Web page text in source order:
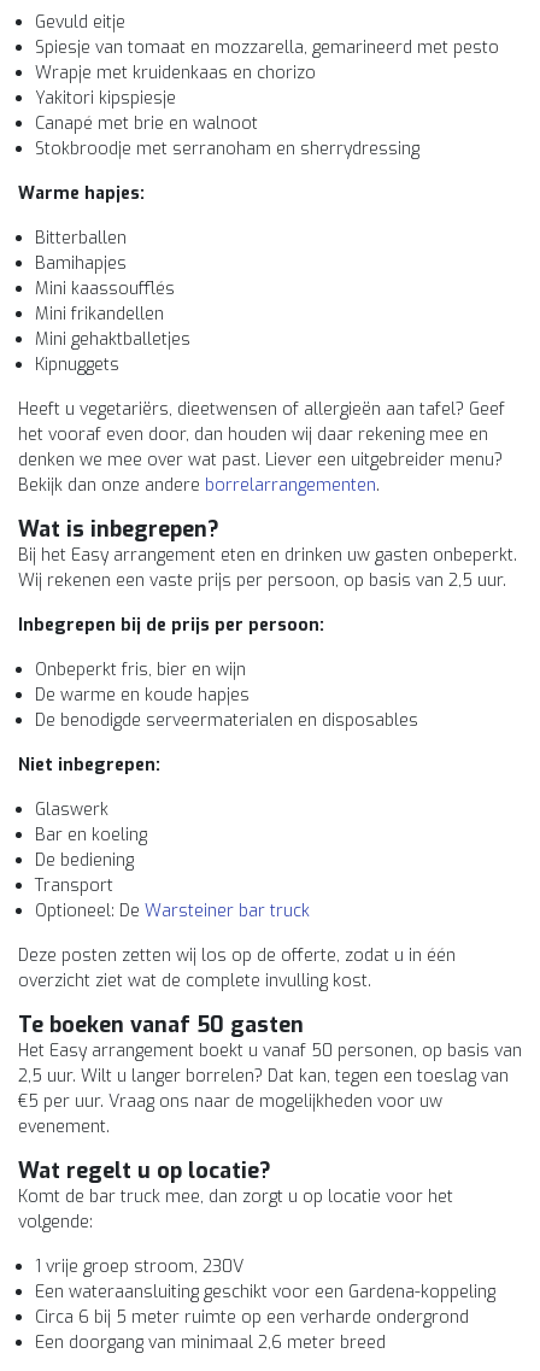
Gevuld eitje
Spiesje van tomaat en mozzarella, gemarineerd met pesto
Wrapje met kruidenkaas en chorizo
Yakitori kipspiesje
Canapé met brie en walnoot
Stokbroodje met serranoham en sherrydressing
Warme hapjes:
Bitterballen
Bamihapjes
Mini kaassoufflés
Mini frikandellen
Mini gehaktballetjes
Kipnuggets
Heeft u vegetariërs, dieetwensen of allergieën aan tafel? Geef
het vooraf even door, dan houden wij daar rekening mee en
denken we mee over wat past. Liever een uitgebreider menu?
Bekijk dan onze andere borrelarrangementen.
Wat is inbegrepen?
Bij het Easy arrangement eten en drinken uw gasten onbeperkt.
Wij rekenen een vaste prijs per persoon, op basis van 2,5 uur.
Inbegrepen bij de prijs per persoon:
Onbeperkt fris, bier en wijn
De warme en koude hapjes
De benodigde serveermaterialen en disposables
Niet inbegrepen:
Glaswerk
Bar en koeling
De bediening
Transport
Optioneel: De Warsteiner bar truck
Deze posten zetten wij los op de offerte, zodat u in één
overzicht ziet wat de complete invulling kost.
Te boeken vanaf 50 gasten
Het Easy arrangement boekt u vanaf 50 personen, op basis van
2,5 uur. Wilt u langer borrelen? Dat kan, tegen een toeslag van
€5 per uur. Vraag ons naar de mogelijkheden voor uw
evenement.
Wat regelt u op locatie?
Komt de bar truck mee, dan zorgt u op locatie voor het
volgende:
1 vrije groep stroom, 230V
Een wateraansluiting geschikt voor een Gardena-koppeling
Circa 6 bij 5 meter ruimte op een verharde ondergrond
Een doorgang van minimaal 2,6 meter breed